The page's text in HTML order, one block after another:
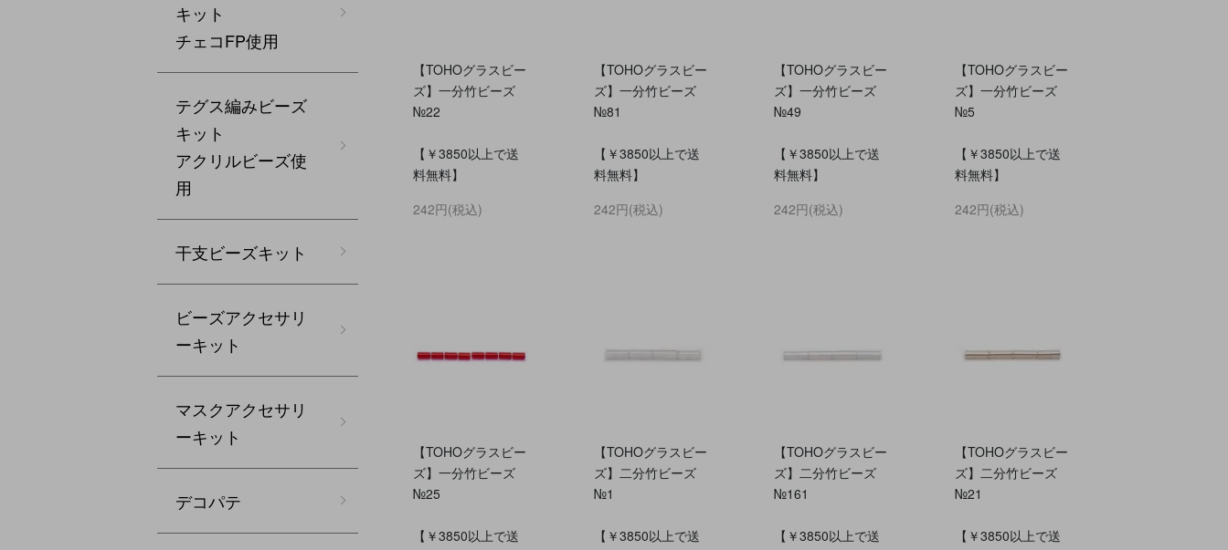
【TOHOグラスビー
ズ】一分竹ビーズ
№22
【￥3850以上で送
料無料】
242円(税込)
【TOHOグラスビー
ズ】一分竹ビーズ
№81
【￥3850以上で送
料無料】
242円(税込)
【TOHOグラスビー
ズ】一分竹ビーズ
№49
【￥3850以上で送
料無料】
242円(税込)
【TOHOグラスビー
ズ】一分竹ビーズ
№5
【￥3850以上で送
料無料】
242円(税込)
【TOHOグラスビー
ズ】一分竹ビーズ
№25
【￥3850以上で送
【TOHOグラスビー
ズ】二分竹ビーズ
№1
【￥3850以上で送
【TOHOグラスビー
ズ】二分竹ビーズ
№161
【￥3850以上で送
【TOHOグラスビー
ズ】二分竹ビーズ
№21
【￥3850以上で送
キット
チェコFP使用
テグス編みビーズ
キット
アクリルビーズ使
用
干支ビーズキット
ビーズアクセサリ
ーキット
マスクアクセサリ
ーキット
デコパテ